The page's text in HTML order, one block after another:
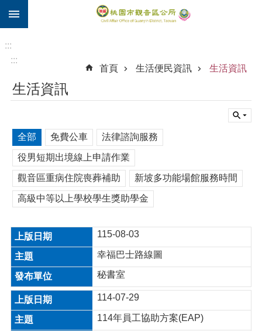
跳到主要內容區塊
市
民
進
階
搜
尋
觀
音
區
介
紹
息
公
:::
:::
首頁
生活便民資訊 生活資訊
生活資訊
全部 免費公車 法律諮詢服務
役男短期出境線上申請作業
觀音區重病住院喪葬補助 新坡多功能場館服務時間
高級中等以上學校學生獎助學金
115-08-03
幸福巴士路線圖
秘書室
114-07-29
114年員工協助方案(EAP)